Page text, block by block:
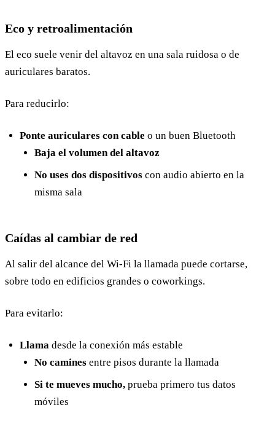
Eco y retroalimentación
El eco suele venir del altavoz en una sala ruidosa o de
auriculares baratos.
Para reducirlo:
Ponte auriculares con cable o un buen Bluetooth
Baja el volumen del altavoz
No uses dos dispositivos con audio abierto en la
misma sala
Caídas al cambiar de red
Al salir del alcance del Wi-Fi la llamada puede cortarse,
sobre todo en edificios grandes o coworkings.
Para evitarlo:
Llama desde la conexión más estable
No camines entre pisos durante la llamada
Si te mueves mucho, prueba primero tus datos
móviles